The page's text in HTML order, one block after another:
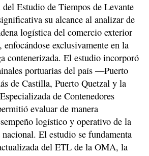
Estudio de Tiempos de Levante
su alcance al analizar de
logística del comercio exterior
exclusivamente en la
contenerizada. El estudio incorporó
portuarias del país —Puerto
de Castilla, Puerto Quetzal y la
de Contenedores
evaluar de manera
logístico y operativo de la
nacional. El estudio se fundamenta
del ETL de la OMA, la